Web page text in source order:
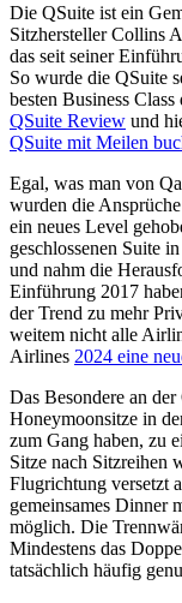
Die QSuite ist ein
Sitzhersteller Collins
das seit seiner
So wurde die QSuite
besten Business
QSuite Review und
QSuite mit Meilen
Egal, was man von
wurden die
ein neues Level
geschlossenen Suite
und nahm die
Einführung 2017
der Trend zu mehr
weitem nicht alle
Airlines 2024 eine
Das Besondere an
Honeymoonsitze in
zum Gang haben, zu
Sitze nach Sitzreihen
Flugrichtung versetzt
gemeinsames Dinner
möglich. Die
Mindestens das
tatsächlich häufig